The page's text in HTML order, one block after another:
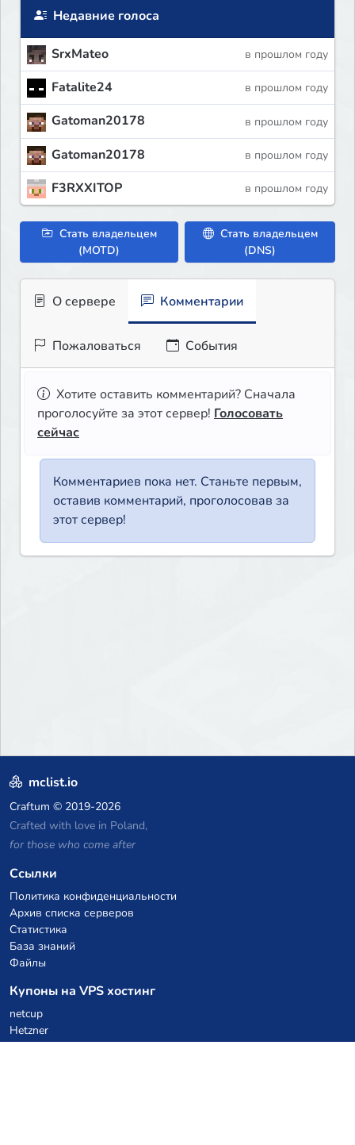
Недавние голоса
SrxMateo в прошлом году
Fatalite24 в прошлом году
Gatoman20178 в прошлом году
Gatoman20178 в прошлом году
F3RXXITOP в прошлом году
Стать владельцем
(MOTD)
Стать владельцем
(DNS)
О сервере Комментарии
Пожаловаться События
Хотите оставить комментарий? Сначала
проголосуйте за этот сервер! Голосовать
сейчас
Комментариев пока нет. Станьте первым,
оставив комментарий, проголосовав за
этот сервер!
mclist.io
Craftum © 2019-2026
Crafted with love in Poland,
for those who come after
Ссылки
Политика конфиденциальности
Архив списка серверов
Статистика
База знаний
Файлы
Купоны на VPS хостинг
netcup
Hetzner
SkillHost.pl